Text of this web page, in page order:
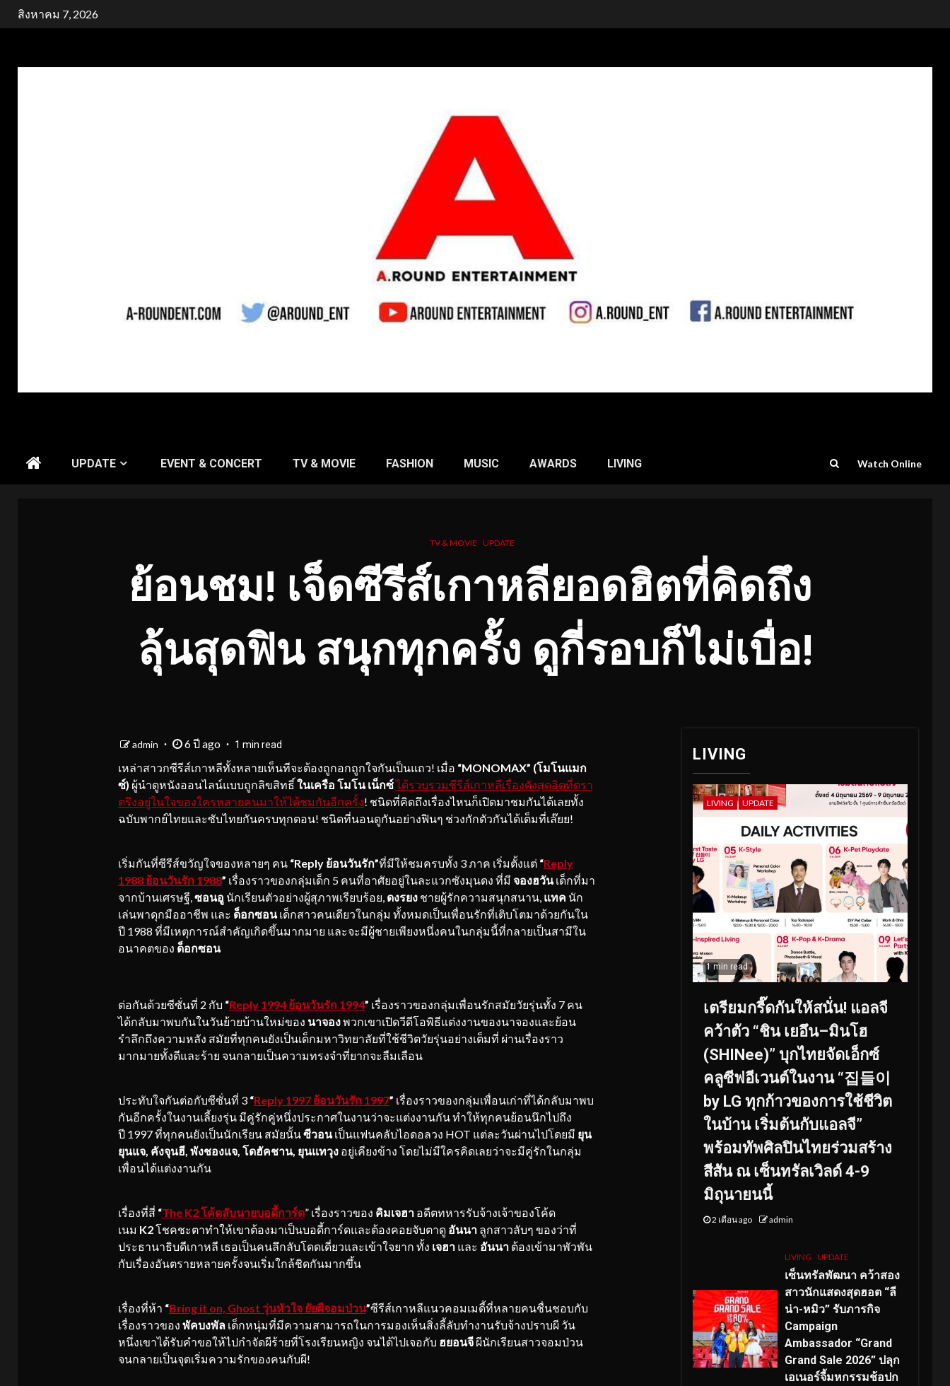
Skipสิงหาคม 7, 2026
UPDATE EVENT & CONCERT TV & MOVIE FASHION MUSIC AWARDS LIVING Watch Online
TV & MOVIE UPDATE
ย้อนชม! เจ็ดซีรีส์เกาหลียอดฮิตที่คิดถึง
ลุ้นสุดฟิน สนุกทุกครั้ง ดูกี่รอบก็ไม่เบื่อ!
admin 6 ปี ago 1 min read
เหล่าสาวกซีรีส์เกาหลีทั้งหลายเห็นทีจะต้องถูกอกถูกใจกันเป็นแถว! เมื่อ “MONOMAX” (โมโนแมก
ซ์) ผู้นำดูหนังออนไลน์แบบถูกลิขสิทธิ์ในเครือ โมโน เน็กซ์ได้รวบรวมซีรีส์เกาหลีเรื่องดังสุดอิตที่ตรา
ตรึงอยู่ในใจของใครหลายคนมาให้ได้ชมกันอีกครั้ง! ชนิดที่คิดถึงเรื่องไหนก็เปิดมาชมกันได้เลยทั้ง
ฉบับพากย์ไทยและซับไทยกันครบทุกตอน! ชนิดที่นอนดูกันอย่างฟินๆ ช่วงกักตัวกันได้เต็มที่เล๊ยย!
เริ่มกันที่ซีรีส์ขวัญใจของหลายๆ คน “Reply ย้อนวันรัก”ที่มีให้ชมครบทั้ง 3 ภาค เริ่มตั้งแต่ “Reply
1988 ย้อนวันรัก 1988” เรื่องราวของกลุ่มเด็ก 5 คนที่อาศัยอยู่ในละแวกซังมุนดง ที่มี จองฮวันเด็กที่มา
จากบ้านเศรษฐี,ซอนอู นักเรียนตัวอย่างผู้สุภาพเรียบร้อย, ดงรยง ชายผู้รักความสนุกสนาน, แทค นัก
เล่นพาดุกมืออาชีพ และ ด็อกซอนเด็กสาวคนเดียวในกลุ่ม ทั้งหมดเป็นเพื่อนรักที่เติบโตมาด้วยกันใน
ปี 1988 ที่มีเหตุการณ์สำคัญเกิดขึ้นมากมาย และจะมีผู้ชายเพียงหนึ่งคนในกลุ่มนี้ที่กลายเป็นสามีใน
อนาคตของ ด็อกซอน
ต่อกันด้วยซีซั่นที่ 2 กับ “Reply 1994 ย้อนวันรัก 1994” เรื่องราวของกลุ่มเพื่อนรักสมัยวัยรุ่นทั้ง 7 คน
ได้กลับมาพบกันในวันย้ายบ้านใหม่ของ นาจองพวกเขาเปิดวีดีโอพิธีแต่งงานของนาจองและย้อน
รำลึกถึงความหลัง สมัยที่ทุกคนยังเป็นเด็กมหาวิทยาลัยที่ใช้ชีวิตวัยรุ่นอย่างเต็มที่ ผ่านเรื่องราว
มากมายทั้งดีและร้าย จนกลายเป็นความทรงจำที่ยากจะลืมเลือน
ประทับใจกันต่อกับซีซั่นที่ 3“Reply 1997 ย้อนวันรัก 1997” เรื่องราวของกลุ่มเพื่อนเก่าที่ได้กลับมาพบ
กันอีกครั้งในงานเลี้ยงรุ่น มีคู่รักคู่หนึ่งประกาศในงานว่าจะแต่งงานกัน ทำให้ทุกคนย้อนนึกไปถึง
ปี 1997 ที่ทุกคนยังเป็นนักเรียน สมัยนั้นซีวอนเป็นแฟนคลับไอดอลวง HOT แต่ละวันผ่านไปโดยมี ยุน
ยุนแจ, คังจุนฮี, พังชองแจ, โดฮัคชาน, ยุนแทวุง อยู่เคียงข้าง โดยไม่มีใครคิดเลยว่าจะมีคู่รักในกลุ่ม
เพื่อนได้แต่งงานกัน
เรื่องที่สี่ “The K2 โค้ดลับนายบอดี้การ์ด” เรื่องราวของ คิมเจฮา อดีตทหารรับจ้างเจ้าของโค้ด
เนม K2โชคชะตาทำให้เขาต้องมาเป็นบอดี้การ์ดและต้องคอยจับตาดู อันนา ลูกสาวลับๆ ของว่าที่
ประธานาธิบดีเกาหลี เธอเป็นคนลึกลับโดดเดี่ยวและเข้าใจยาก ทั้ง เจฮาและ อันนาต้องเข้ามาพัวพัน
กับเรื่องอันตรายหลายครั้งจนเริ่มใกล้ชิดกันมากขึ้น
เรื่องที่ห้า “Bring it on, Ghost วุ่นหัวใจ ยัยผีจอมป่วน”ซีรีส์เกาหลีแนวคอมเมดี้ที่หลายคนชื่นชอบกับ
เรื่องราวของ พัคบงพัล เด็กหนุ่มที่มีความสามารถในการมองเห็นสิ่งลี้ลับทำงานรับจ้างปราบผี วัน
หนึ่งเขาได้รับคำขอให้ไปกำจัดผีร้ายที่โรงเรียนหญิง จนได้ไปเจอกับ ฮยอนจีผีนักเรียนสาวจอมป่วน
จนกลายเป็นจุดเริ่มความรักของคนกับผี!
LIVING
LIVING UPDATE
1 min read
เตรียมกรี๊ดกันให้สนั่น! แอลจี
คว้าตัว “ชิน เยอึน–มินโฮ
(SHINee)” บุกไทยจัดเอ็กซ์
คลูซีฟอีเวนต์ในงาน “집들이
by LG ทุกก้าวของการใช้ชีวิต
ในบ้าน เริ่มต้นกับแอลจี”
พร้อมทัพศิลปินไทยร่วมสร้าง
สีสัน ณ เซ็นทรัลเวิลด์ 4-9
มิถุนายนนี้
2 เดือน ago admin
LIVING UPDATE
เซ็นทรัลพัฒนา คว้าสอง
สาวนักแสดงสุดฮอต “ลี
น่า-หมิว” รับภารกิจ
Campaign
Ambassador “Grand
Grand Sale 2026” ปลุก
เอเนอร์จี้มหกรรมช้อปก